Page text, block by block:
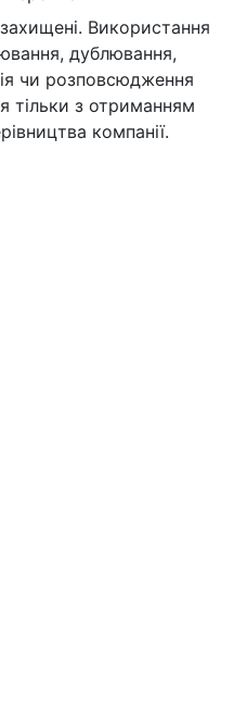
Використання
дублювання,
чи розповсюдження
тільки з отриманням
компанії.